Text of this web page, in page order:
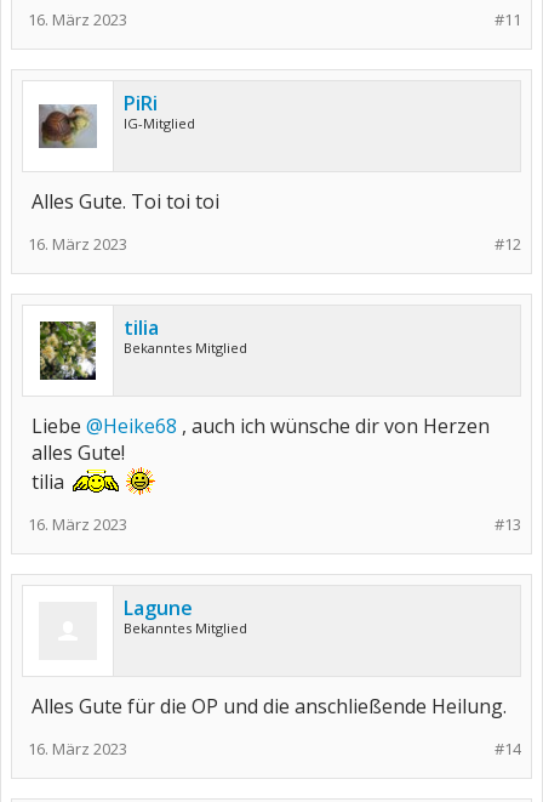
#11
16. März 2023
PiRi
IG-Mitglied
Alles Gute. Toi toi toi
#12
16. März 2023
tilia
Bekanntes Mitglied
Liebe @Heike68 , auch ich wünsche dir von Herzen
alles Gute!
tilia
#13
16. März 2023
Lagune
Bekanntes Mitglied
Alles Gute für die OP und die anschließende Heilung.
#14
16. März 2023